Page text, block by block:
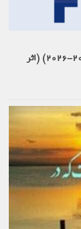
قوانین تکنیکی فدراسیون جهانی شمشیربازی (2025-2026) (اثر